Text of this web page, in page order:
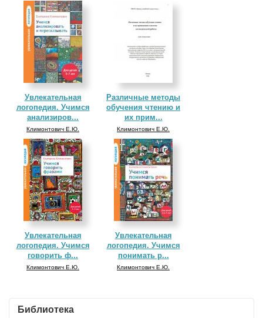
Увлекательная
логопедия. Учимся
анализиров...
Климонтович Е.Ю.
Различные методы
обучения чтению и
их прим...
Климонтович Е.Ю.
Увлекательная
логопедия. Учимся
говорить ф...
Климонтович Е.Ю.
Увлекательная
логопедия. Учимся
понимать р...
Климонтович Е.Ю.
Библиотека